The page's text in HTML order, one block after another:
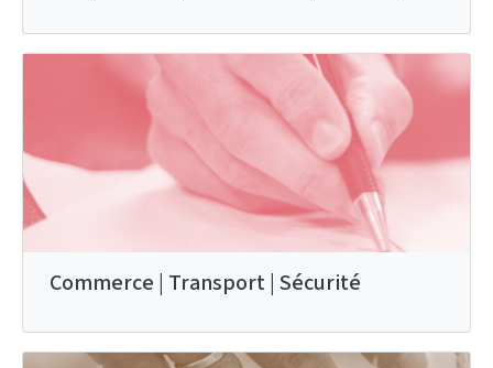
Commerce | Transport | Sécurité